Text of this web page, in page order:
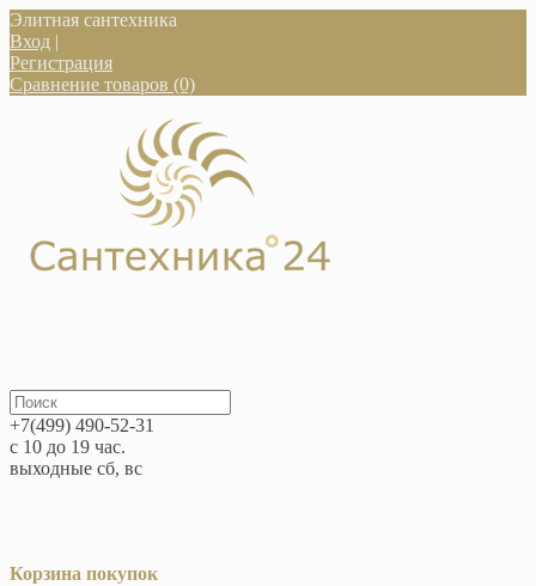
Элитная сантехника
Вход |
Регистрация
Сравнение товаров (0)
+7(499) 490-52-31
с 10 до 19 час.
выходные сб, вс
Корзина покупок